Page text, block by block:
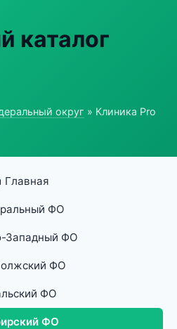
каталог
округ » Клиника Pro
Главная
ФО
Западный ФО
ФО
ФО
ФО